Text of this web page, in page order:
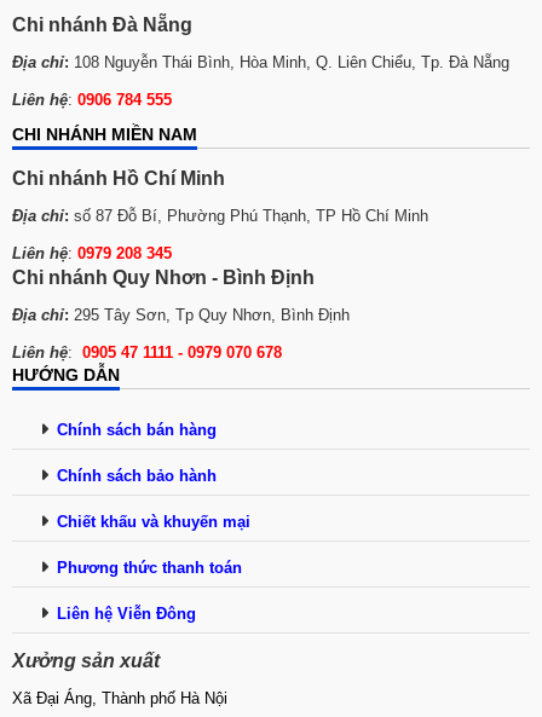
Chi nhánh Đà Nẵng
Địa chỉ: 108 Nguyễn Thái Bình, Hòa Minh, Q. Liên Chiểu, Tp. Đà Nẵng
Liên hệ: 0906 784 555
CHI NHÁNH MIỀN NAM
Chi nhánh Hồ Chí Minh
Địa chỉ: số 87 Đỗ Bí, Phường Phú Thạnh, TP Hồ Chí Minh
Liên hệ: 0979 208 345
Chi nhánh Quy Nhơn - Bình Định
Địa chỉ: 295 Tây Sơn, Tp Quy Nhơn, Bình Định
Liên hệ: 0905 47 1111 - 0979 070 678
HƯỚNG DẪN
Chính sách bán hàng
Chính sách bảo hành
Chiết khấu và khuyến mại
Phương thức thanh toán
Liên hệ Viễn Đông
Xưởng sản xuất
Xã Đại Áng, Thành phố Hà Nội